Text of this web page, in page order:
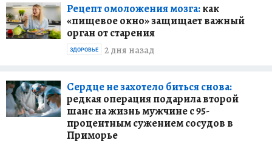
Рецепт омоложения мозга:как
«пищевое окно» защищает важный
орган от старения
2 дня назад
ЗДОРОВЬЕ
Сердце не захотело биться снова:
редкая операция подарила второй
шанс на жизнь мужчине с 95-
процентным сужением сосудов в
Приморье